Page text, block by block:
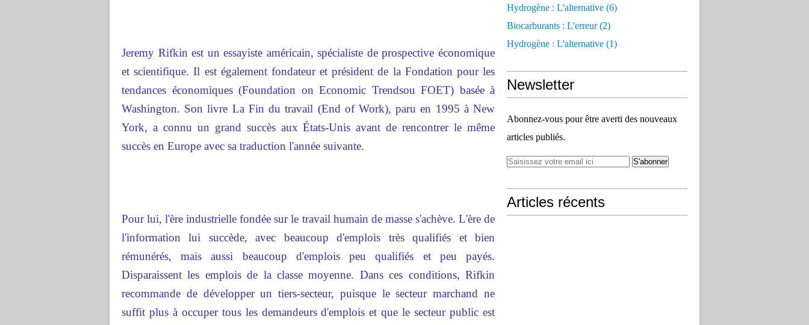
Jeremy Rifkin est un essayiste américain, spécialiste de prospective économique
et scientifique. Il est également fondateur et président de la Fondation pour les
tendances économiques (Foundation on Economic Trendsou FOET) basée à
Washington. Son livre La Fin du travail (End of Work), paru en 1995 à New
York, a connu un grand succès aux États-Unis avant de rencontrer le même
succès en Europe avec sa traduction l'année suivante.
Pour lui, l'ère industrielle fondée sur le travail humain de masse s'achève. L'ère de
l'information lui succède, avec beaucoup d'emplois très qualifiés et bien
rémunérés, mais aussi beaucoup d'emplois peu qualifiés et peu payés.
Disparaissent les emplois de la classe moyenne. Dans ces conditions, Rifkin
recommande de développer un tiers-secteur, puisque le secteur marchand ne
suffit plus à occuper tous les demandeurs d'emplois et que le secteur public est
Hydrogène : L'alternative (6)
Biocarburants : L'erreur(2)
Hydrogène : L'alternative (1)
Newsletter
Abonnez-vous pour être averti des nouveaux
articles publiés.
Articles récents